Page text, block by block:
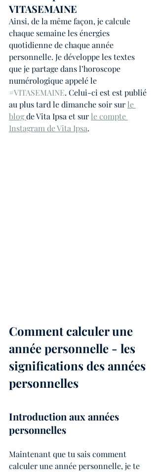
VITASEMAINE
Ainsi, de la même façon, je calcule
chaque semaine les énergies
quotidienne de chaque année
personnelle. Je développe les textes
que je partage dans l’horoscope
numérologique appelé le
#VITASEMAINE. Celui-ci est est publié
au plus tard le dimanche soir sur le
blog de Vita Ipsa et sur le compte
Instagram de Vita Ipsa.
Comment calculer une
année personnelle - les
significations des années
personnelles
Introduction aux années
personnelles
Maintenant que tu sais comment
calculer une année personnelle, je te